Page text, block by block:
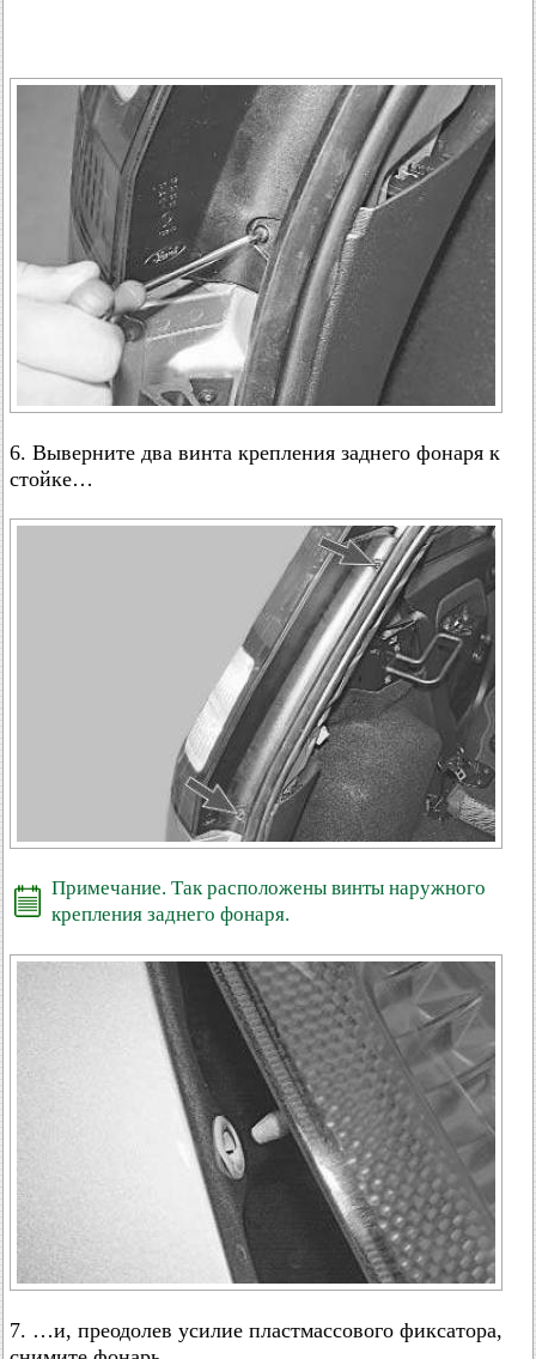
6. Выверните два винта крепления заднего фонаря к
стойке…
Примечание. Так расположены винты наружного
крепления заднего фонаря.
7. …и, преодолев усилие пластмассового фиксатора,